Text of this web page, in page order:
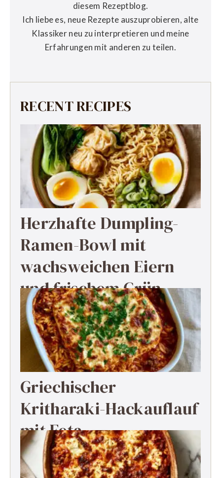
diesem Rezeptblog.
Ich liebe es, neue Rezepte auszuprobieren, alte
Klassiker neu zu interpretieren und meine
Erfahrungen mit anderen zu teilen.
RECENT RECIPES
Herzhafte Dumpling-
Ramen-Bowl mit
wachsweichen Eiern
und frischem Grün
Griechischer
Kritharaki-Hackauflauf
mit Feta